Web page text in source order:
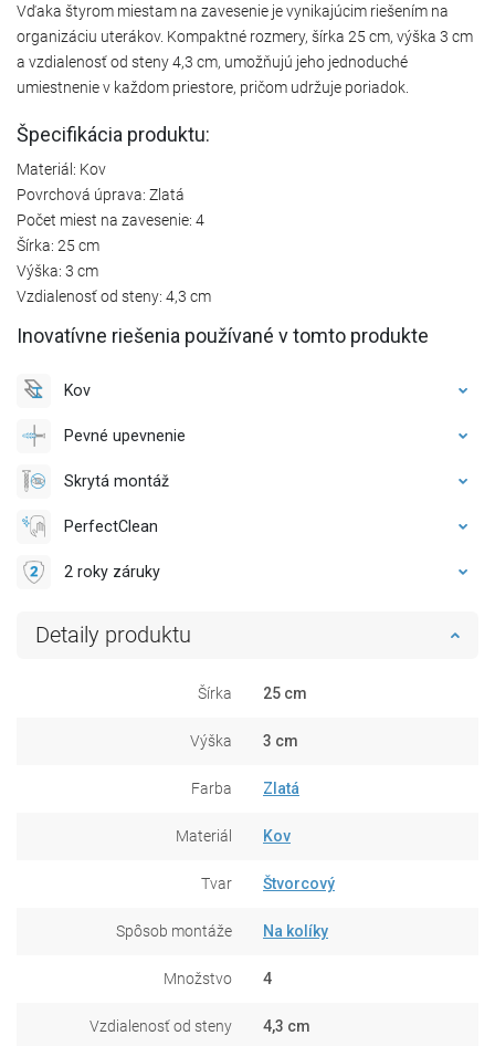
Vďaka štyrom miestam na zavesenie je vynikajúcim riešením na
organizáciu uterákov. Kompaktné rozmery, šírka 25 cm, výška 3 cm
a vzdialenosť od steny 4,3 cm, umožňujú jeho jednoduché
umiestnenie v každom priestore, pričom udržuje poriadok.
Špecifikácia produktu:
Materiál: Kov
Povrchová úprava: Zlatá
Počet miest na zavesenie: 4
Šírka: 25 cm
Výška: 3 cm
Vzdialenosť od steny: 4,3 cm
Inovatívne riešenia používané v tomto produkte
Kov
Pevné upevnenie
Skrytá montáž
PerfectClean
2 roky záruky
Detaily produktu
Šírka 25 cm
Výška 3 cm
Farba Zlatá
Materiál Kov
Tvar Štvorcový
Spôsob montáže Na kolíky
Množstvo 4
Vzdialenosť od steny 4,3 cm